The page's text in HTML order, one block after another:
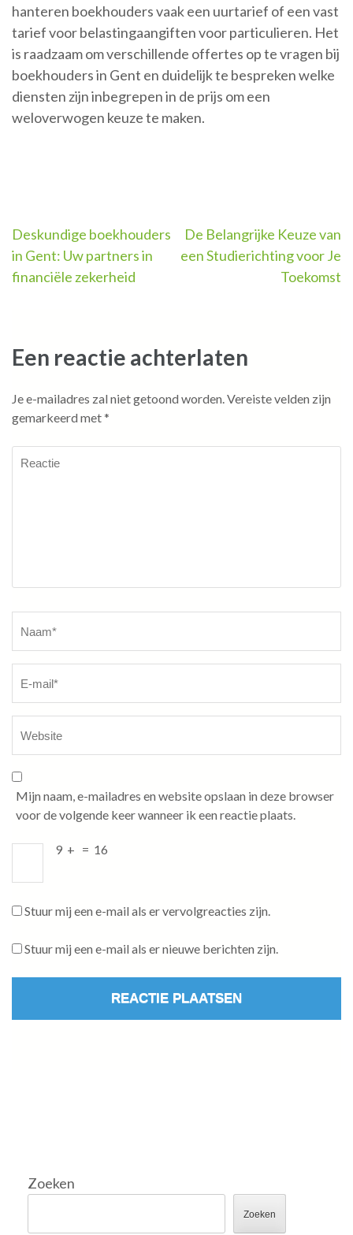
hanteren boekhouders vaak een uurtarief of een vast
tarief voor belastingaangiften voor particulieren. Het
is raadzaam om verschillende offertes op te vragen bij
boekhouders in Gent en duidelijk te bespreken welke
diensten zijn inbegrepen in de prijs om een
weloverwogen keuze te maken.
Berichtnavigatie
Deskundige boekhouders
in Gent: Uw partners in
financiële zekerheid
De Belangrijke Keuze van
een Studierichting voor Je
Toekomst
Een reactie achterlaten
Je e-mailadres zal niet getoond worden.Vereiste velden zijn
gemarkeerd met*
Mijn naam, e-mailadres en website opslaan in deze browser
voor de volgende keer wanneer ik een reactie plaats.
9 + = 16
Stuur mij een e-mail als er vervolgreacties zijn.
Stuur mij een e-mail als er nieuwe berichten zijn.
Zoeken
Zoeken